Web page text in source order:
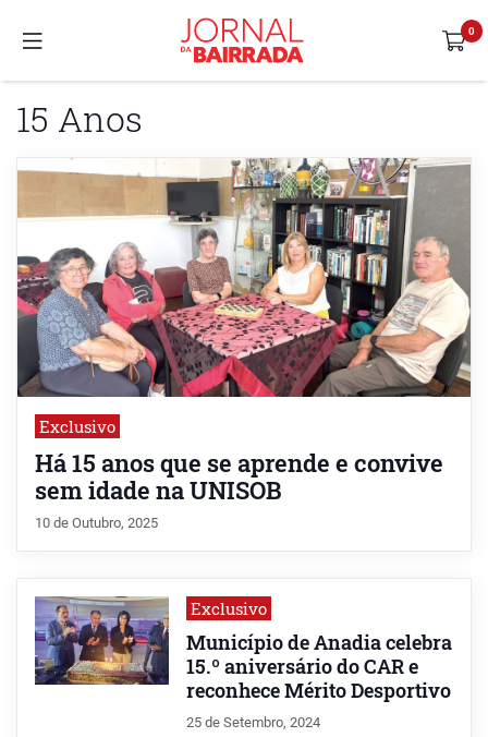
15 Anos
Exclusivo
Há 15 anos que se aprende e convive
sem idade na UNISOB
10 de Outubro, 2025
Exclusivo
Município de Anadia celebra
15.º aniversário do CAR e
reconhece Mérito Desportivo
25 de Setembro, 2024